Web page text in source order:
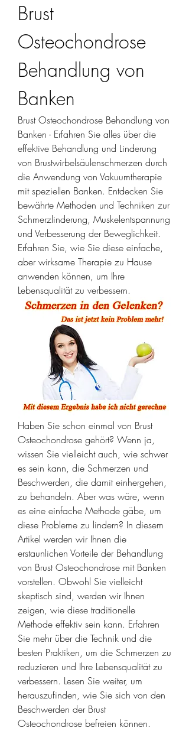
Brust
Osteochondrose
Behandlung von
Banken
Brust Osteochondrose Behandlung von
Banken - Erfahren Sie alles über die
effektive Behandlung und Linderung
von Brustwirbelsäulenschmerzen durch
die Anwendung von Vakuumtherapie
mit speziellen Banken. Entdecken Sie
bewährte Methoden und Techniken zur
Schmerzlinderung, Muskelentspannung
und Verbesserung der Beweglichkeit.
Erfahren Sie, wie Sie diese einfache,
aber wirksame Therapie zu Hause
anwenden können, um Ihre
Lebensqualität zu verbessern.
Haben Sie schon einmal von Brust
Osteochondrose gehört? Wenn ja,
wissen Sie vielleicht auch, wie schwer
es sein kann, die Schmerzen und
Beschwerden, die damit einhergehen,
zu behandeln. Aber was wäre, wenn
es eine einfache Methode gäbe, um
diese Probleme zu lindern? In diesem
Artikel werden wir Ihnen die
erstaunlichen Vorteile der Behandlung
von Brust Osteochondrose mit Banken
vorstellen. Obwohl Sie vielleicht
skeptisch sind, werden wir Ihnen
zeigen, wie diese traditionelle
Methode effektiv sein kann. Erfahren
Sie mehr über die Technik und die
besten Praktiken, um die Schmerzen zu
reduzieren und Ihre Lebensqualität zu
verbessern. Lesen Sie weiter, um
herauszufinden, wie Sie sich von den
Beschwerden der Brust
Osteochondrose befreien können.